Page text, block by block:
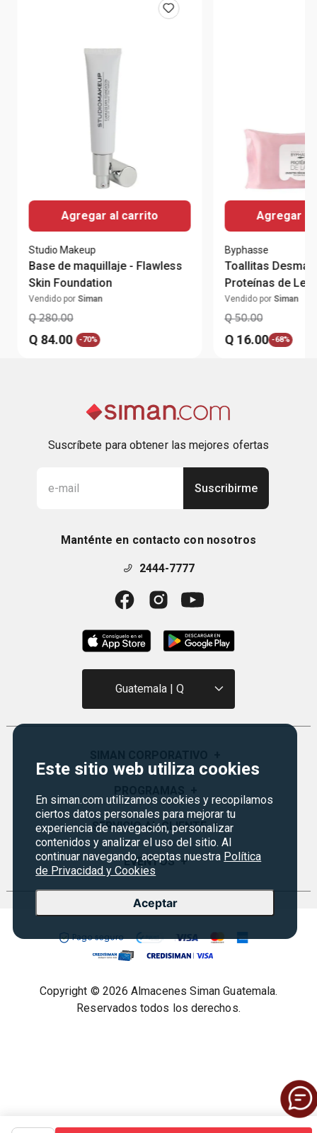
Este sitio web utiliza cookies
En siman.com utilizamos cookies y recopilamos
ciertos datos personales para mejorar tu
experiencia de navegación, personalizar
contenidos y analizar el uso del sitio. Al
continuar navegando, aceptas nuestra Política
de Privacidad y Cookies
Aceptar
Agregar al carrito
Studio Makeup
Base de maquillaje - Flawless
Skin Foundation
Vendido por Siman
Q 280.00
Q 84.00 -70%
Agregar
Byphasse
Toallitas
Proteínas de
Vendido por Siman
Q 50.00
Q 16.00 -68%
Suscríbete para obtener las mejores ofertas
Suscribirme
Manténte en contacto con nosotros
2444-7777
Guatemala | Q
Visión y Misión
Historia
Sucursales
Servicios
Empleos Siman
Monedero
Certificados de Regalo
Siman PRO
Credisiman
SERVICIO AL CLIENTE +
Preguntas Frecuentes
Contáctenos
Política de Privacidad
Términos legales
EVENTOS +
Rebajas
Copyright © 2026 Almacenes Siman Guatemala.
Reservados todos los derechos.